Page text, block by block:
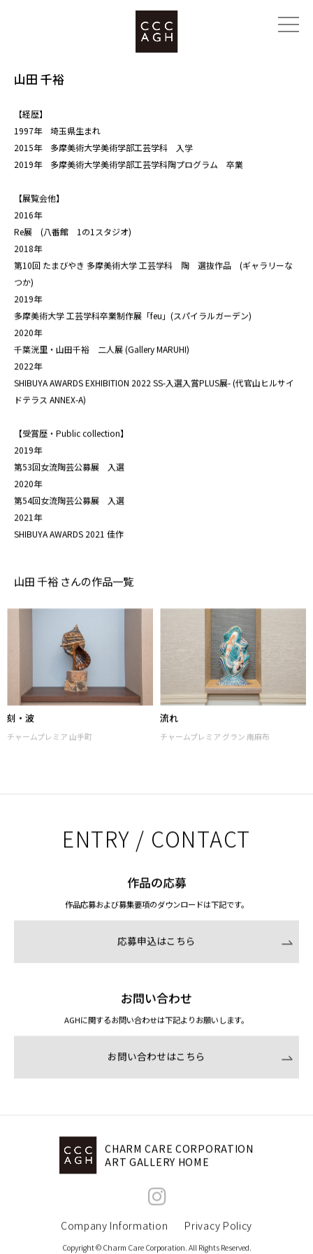
山田 千裕
【経歴】
1997年 埼玉県生まれ
2015年 多摩美術大学美術学部工芸学科 入学
2019年 多摩美術大学美術学部工芸学科陶プログラム 卒業
【展覧会他】
2016年
Re展 (八番館 1の1スタジオ)
2018年
第10回 たまびやき 多摩美術大学 工芸学科 陶 選抜作品 (ギャラリーな
つか)
2019年
多摩美術大学 工芸学科卒業制作展「feu」(スパイラルガーデン)
2020年
千葉洸里・山田千裕 二人展 (Gallery MARUHI)
2022年
SHIBUYA AWARDS EXHIBITION 2022 SS-入選入賞PLUS展- (代官山ヒルサイ
ドテラス ANNEX-A)
【受賞歴・Public collection】
2019年
第53回女流陶芸公募展 入選
2020年
第54回女流陶芸公募展 入選
2021年
SHIBUYA AWARDS 2021 佳作
山田 千裕 さんの作品一覧
刻・波
チャームプレミア 山手町
流れ
チャームプレミア グラン 南麻布
ENTRY / CONTACT
作品の応募
作品応募および募集要項のダウンロードは下記です。
応募申込はこちら
お問い合わせ
AGHに関するお問い合わせは下記よりお願いします。
お問い合わせはこちら
CHARM CARE CORPORATION
ART GALLERY HOME
Company Information Privacy Policy
Copyright © Charm Care Corporation. All Rights Reserved.